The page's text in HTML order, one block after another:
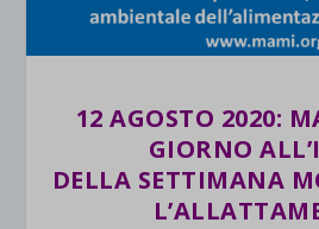
12 AGOSTO 2020:
GIORNO
DELLA SETTIMANA